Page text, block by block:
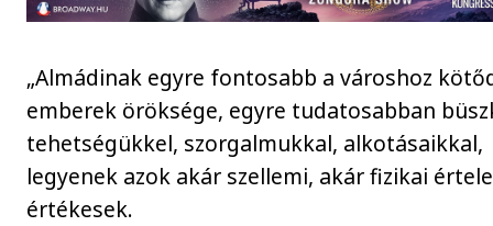
„Almádinak egyre fontosabb a városhoz
emberek öröksége, egyre tudatosabban
tehetségükkel, szorgalmukkal, alkotásaikkal,
legyenek azok akár szellemi, akár fizikai
értékesek.